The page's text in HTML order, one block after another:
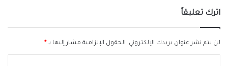
اترك تعليقاً
لن يتم نشر عنوان بريدك الإلكتروني. الحقول الإلزامية مشار إليها بـ*